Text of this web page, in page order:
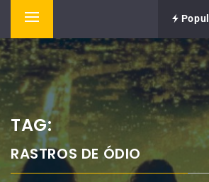
Primary
Menu
TAG:
RASTROS DE ÓDIO